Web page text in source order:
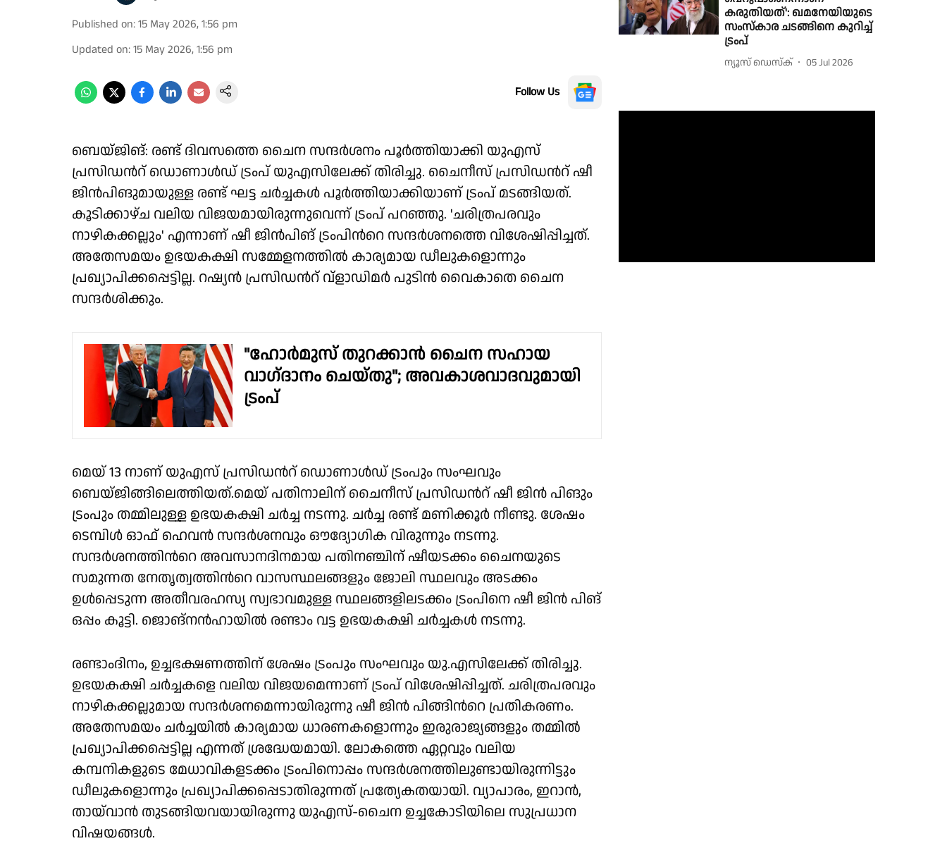
Published on:15 May 2026, 1:56 pm
Updated on:15 May 2026, 1:56 pm
Follow Us
ബെയ്ജിങ്: രണ്ട് ദിവസത്തെ ചൈന സന്ദർശനം പൂർത്തിയാക്കി യുഎസ്
പ്രസിഡന്‍റ് ഡൊണാൾഡ് ട്രംപ് യുഎസിലേക്ക് തിരിച്ചു. ചൈനീസ് പ്രസിഡന്‍റ് ഷീ
ജിൻപിങുമായുള്ള രണ്ട് ഘട്ട ചർച്ചകൾ പൂർത്തിയാക്കിയാണ് ട്രംപ് മടങ്ങിയത്.
കൂടിക്കാഴ്ച വലിയ വിജയമായിരുന്നുവെന്ന് ട്രംപ് പറഞ്ഞു. 'ചരിത്രപരവും
നാഴികക്കല്ലും' എന്നാണ് ഷീ ജിൻപിങ് ട്രംപിന്‍റെ സന്ദർശനത്തെ വിശേഷിപ്പിച്ചത്.
അതേസമയം ഉഭയകക്ഷി സമ്മേളനത്തിൽ കാര്യമായ ഡീലുകളൊന്നും
പ്രഖ്യാപിക്കപ്പെട്ടില്ല. റഷ്യൻ പ്രസിഡന്‍റ് വ്ളാഡിമർ പുടിൻ വൈകാതെ ചൈന
സന്ദർശിക്കും.
"ഹോർമുസ് തുറക്കാൻ ചൈന സഹായ
വാഗ്‌ദാനം ചെയ്തു"; അവകാശവാദവുമായി
ട്രംപ്
മെയ് 13 നാണ് യുഎസ് പ്രസിഡന്‍റ് ഡൊണാൾഡ് ട്രംപും സംഘവും
ബെയ്ജിങ്ങിലെത്തിയത്.മെയ് പതിനാലിന് ചൈനീസ് പ്രസിഡന്‍റ് ഷീ ജിൻ പിങും
ട്രംപും തമ്മിലുള്ള ഉഭയകക്ഷി ചർച്ച നടന്നു. ചർച്ച രണ്ട് മണിക്കൂർ നീണ്ടു. ശേഷം
ടെമ്പിൾ ഓഫ് ഹെവൻ സന്ദർശനവും ഔദ്യോഗിക വിരുന്നും നടന്നു.
സന്ദർശനത്തിന്‍റെ അവസാനദിനമായ പതിനഞ്ചിന് ഷീയടക്കം ചൈനയുടെ
സമുന്നത നേതൃത്വത്തിന്‍റെ വാസസ്ഥലങ്ങളും ജോലി സ്ഥലവും അടക്കം
ഉൾപ്പെടുന്ന അതീവരഹസ്യ സ്വഭാവമുള്ള സ്ഥലങ്ങളിലടക്കം ട്രംപിനെ ഷീ ജിൻ പിങ്
ഒപ്പം കൂട്ടി. ജൊങ്നൻഹായിൽ രണ്ടാം വട്ട ഉഭയകക്ഷി ചർച്ചകൾ നടന്നു.
രണ്ടാംദിനം, ഉച്ചഭക്ഷണത്തിന് ശേഷം ട്രംപും സംഘവും യു.എസിലേക്ക് തിരിച്ചു.
ഉഭയകക്ഷി ചർച്ചകളെ വലിയ വിജയമെന്നാണ് ട്രംപ് വിശേഷിപ്പിച്ചത്. ചരിത്രപരവും
നാഴികക്കല്ലുമായ സന്ദർശനമെന്നായിരുന്നു ഷീ ജിൻ പിങ്ങിന്‍റെ പ്രതികരണം.
അതേസമയം ചർച്ചയിൽ കാര്യമായ ധാരണകളൊന്നും ഇരുരാജ്യങ്ങളും തമ്മിൽ
പ്രഖ്യാപിക്കപ്പെട്ടില്ല എന്നത് ശ്രദ്ധേയമായി. ലോകത്തെ ഏറ്റവും വലിയ
കമ്പനികളുടെ മേധാവികളടക്കം ട്രംപിനൊപ്പം സന്ദർശനത്തിലുണ്ടായിരുന്നിട്ടും
ഡീലുകളൊന്നും പ്രഖ്യാപിക്കപ്പെടാതിരുന്നത് പ്രത്യേകതയായി. വ്യാപാരം, ഇറാൻ,
തായ്‌വാൻ തുടങ്ങിയവയായിരുന്നു യുഎസ്-ചൈന ഉച്ചകോടിയിലെ സുപ്രധാന
വിഷയങ്ങൾ.
കരുതിയത്': ഖമനേയിയുടെ
സംസ്കാര ചടങ്ങിനെ കുറിച്ച്
ട്രംപ്
ന്യൂസ് ഡെസ്ക് 05 Jul 2026